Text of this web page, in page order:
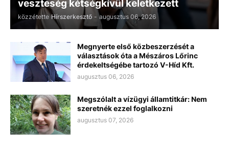
veszteség kétségkívül keletkezett
közzétette Hírszerkesztő - augusztus 06, 2026
Megnyerte első közbeszerzését a
választások óta a Mészáros Lőrinc
érdekeltségébe tartozó V-Híd Kft.
augusztus 06, 2026
Megszólalt a vízügyi államtitkár: Nem
szeretnék ezzel foglalkozni
augusztus 07, 2026